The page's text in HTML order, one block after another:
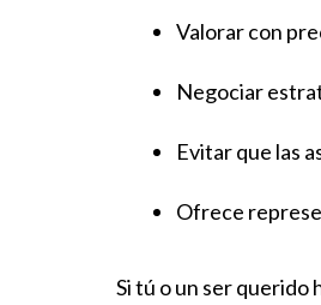
Valorar con
Negociar
Evitar que las
Ofrece
Si tú o un ser querido